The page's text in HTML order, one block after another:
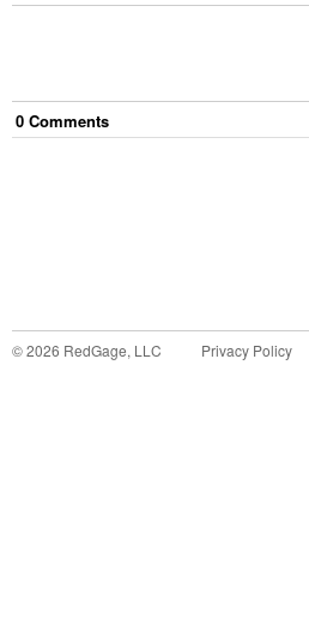
0 Comments
©2026 RedGage, LLC Privacy Policy